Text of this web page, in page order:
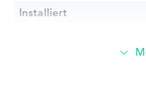
Installiert